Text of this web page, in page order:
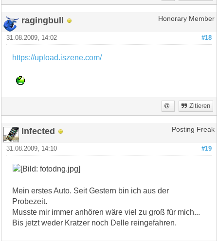
ragingbull Honorary Member
#18
31.08.2009, 14:02
https://upload.iszene.com/
Zitieren
Infected Posting Freak
#19
31.08.2009, 14:10
Mein erstes Auto. Seit Gestern bin ich aus der
Probezeit.
Musste mir immer anhören wäre viel zu groß für mich...
Bis jetzt weder Kratzer noch Delle reingefahren.